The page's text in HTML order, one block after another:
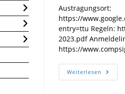
Austragungsort:
https://
entry=ttu Regeln:
2023.pdf
https://
Weiterlesen